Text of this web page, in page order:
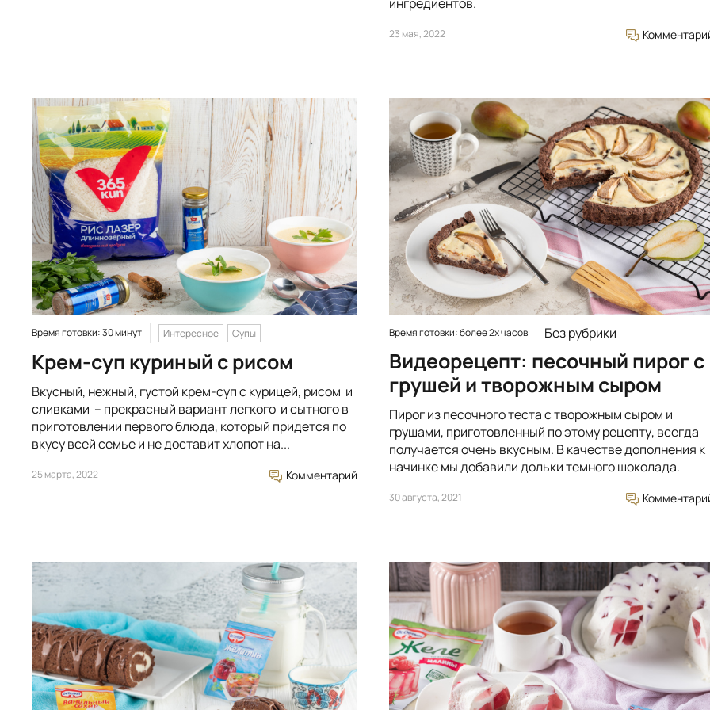
23 мая, 2022
Время готовки: 30 минут Интересное Супы
Крем-суп куриный с рисом
Вкусный, нежный, густой крем-суп с курицей, рисом и
сливками – прекрасный вариант легкого и сытного в
приготовлении первого блюда, который придется по
вкусу всей семье и не доставит хлопот на...
25 марта, 2022 Комментарий
Время готовки: более 2х часов Без рубрики
Видеорецепт: песочный пирог с
грушей и творожным сыром
Пирог из песочного теста с творожным сыром и
грушами, приготовленный по этому рецепту, всегда
получается очень вкусным. В качестве дополнения к
начинке мы добавили дольки темного шоколада.
30 августа, 2021